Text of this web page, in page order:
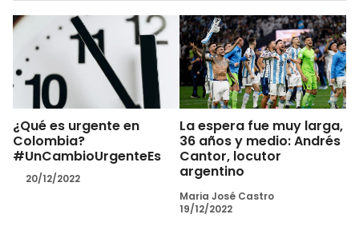
¿Qué es urgente en
Colombia?
#UnCambioUrgenteEs
20/12/2022
La espera fue muy larga,
36 años y medio: Andrés
Cantor, locutor
argentino
Maria José Castro
19/12/2022